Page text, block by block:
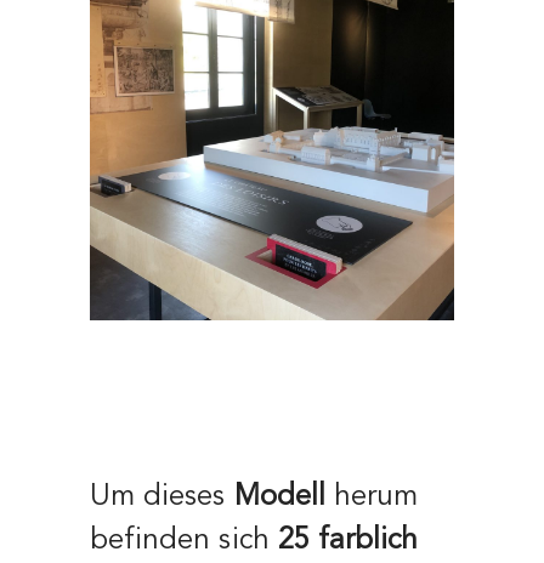
Um dieses Modell herum
befinden sich 25 farblich